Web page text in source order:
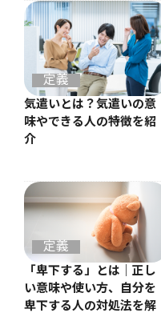
定義
気遣いとは？気遣いの意
味やできる人の特徴を紹
介
定義
「卑下する」とは｜正し
い意味や使い方、自分を
卑下する人の対処法を解